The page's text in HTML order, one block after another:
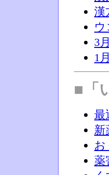
漢
ウ
3
1
■「
最
新
お
薬